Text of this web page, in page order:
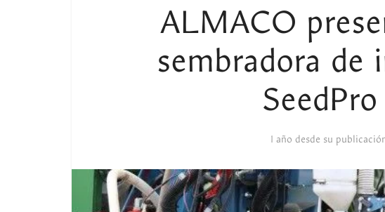
ALMACO
sembradora de
1 año desde su